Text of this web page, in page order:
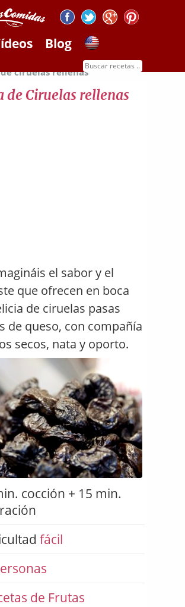
Blog
Recetas de frutas
ciruelas rellenas
de Ciruelas rellenas
el sabor y el
que ofrecen en boca
de ciruelas pasas
de queso, con compañía
secos, nata y oporto.
cocción + 15 min.
fácil
de Frutas